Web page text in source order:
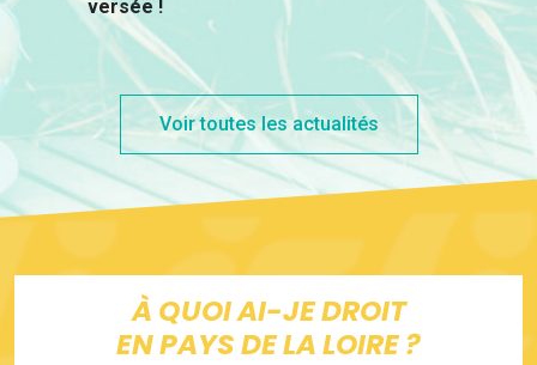
versée !
Voir toutes les actualités
À QUOI AI-JE DROIT
EN PAYS DE LA LOIRE ?